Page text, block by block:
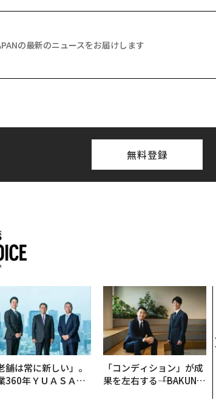
の最新のニュースをお届けします
無料登録
舗は常に新しい」。
360年ＹＵＡＳＡと
「コンディション」が成
果を左右する――「BAKUN